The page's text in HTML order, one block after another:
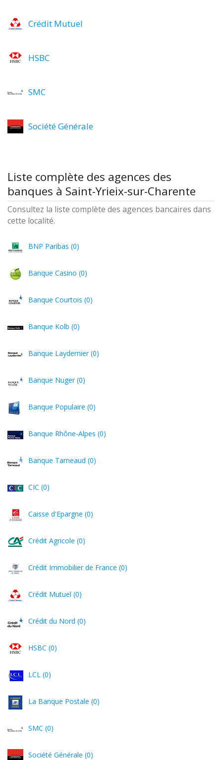
Crédit Mutuel
HSBC
SMC
Société Générale
Liste complète des agences des
banques à Saint-Yrieix-sur-Charente
Consultez la liste complète des agences bancaires dans
cette localité.
BNP Paribas (0)
Banque Casino (0)
Banque Courtois (0)
Banque Kolb (0)
Banque Laydernier (0)
Banque Nuger (0)
Banque Populaire (0)
Banque Rhône-Alpes (0)
Banque Tarneaud (0)
CIC (0)
Caisse d'Epargne (0)
Crédit Agricole (0)
Crédit Immobilier de France (0)
Crédit Mutuel (0)
Crédit du Nord (0)
HSBC (0)
LCL (0)
La Banque Postale (0)
SMC (0)
Société Générale (0)